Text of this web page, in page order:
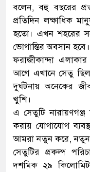
বলেন, বহু বছরের
প্রতিদিন লক্ষাধিক
হতো। এখন শহরের
ভোগান্তির অবসান হবে।
ফরাজীকান্দা
আগে এখানে সেতু
দুর্ঘটনায় অনেকের
খুশি।
এ সেতুটি
করায় যোগাযোগ
আমরা নতুন করে, নতুন
সেতুটির প্রকল্প
দশমিক ২৯